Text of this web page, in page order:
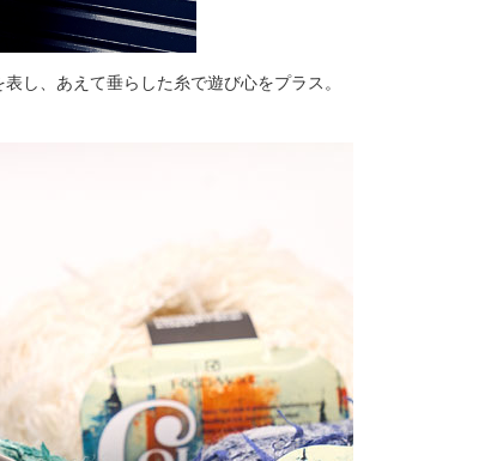
し、あえて垂らした糸で遊び心をプラス。